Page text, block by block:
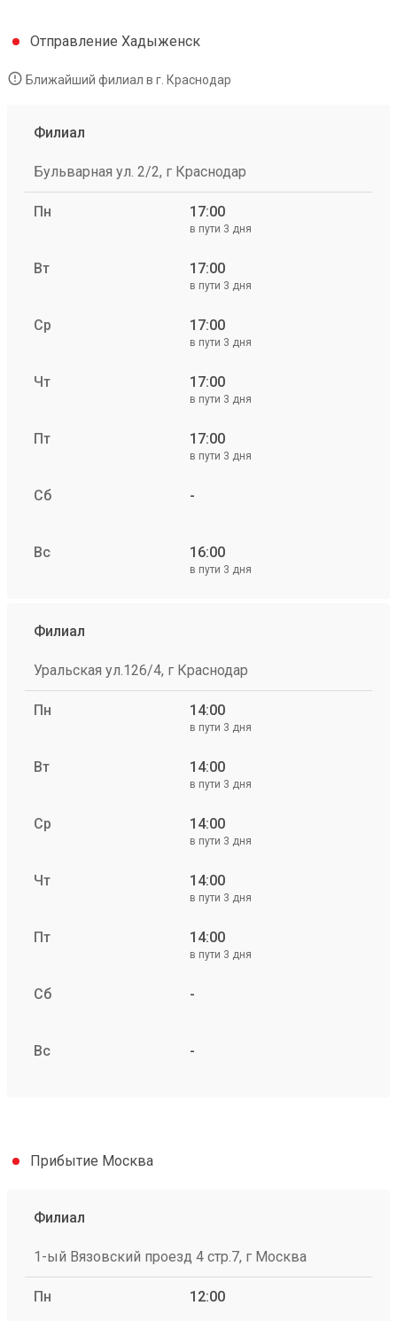
Отправление Хадыженск
Ближайший филиал в г. Краснодар
Филиал
Бульварная ул. 2/2, г Краснодар
Пн 17:00
в пути 3 дня
Вт 17:00
в пути 3 дня
Ср 17:00
в пути 3 дня
Чт 17:00
в пути 3 дня
Пт 17:00
в пути 3 дня
Сб -
Вс 16:00
в пути 3 дня
Филиал
Уральская ул.126/4, г Краснодар
Пн 14:00
в пути 3 дня
Вт 14:00
в пути 3 дня
Ср 14:00
в пути 3 дня
Чт 14:00
в пути 3 дня
Пт 14:00
в пути 3 дня
Сб -
Вс -
Прибытие Москва
Филиал
1-ый Вязовский проезд 4 стр.7, г Москва
Пн 12:00